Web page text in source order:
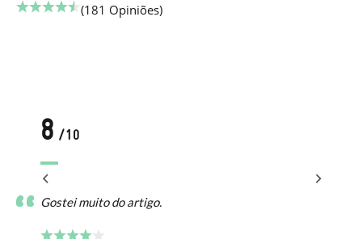
(181 Opiniões)
8 /10
Gostei muito do artigo.